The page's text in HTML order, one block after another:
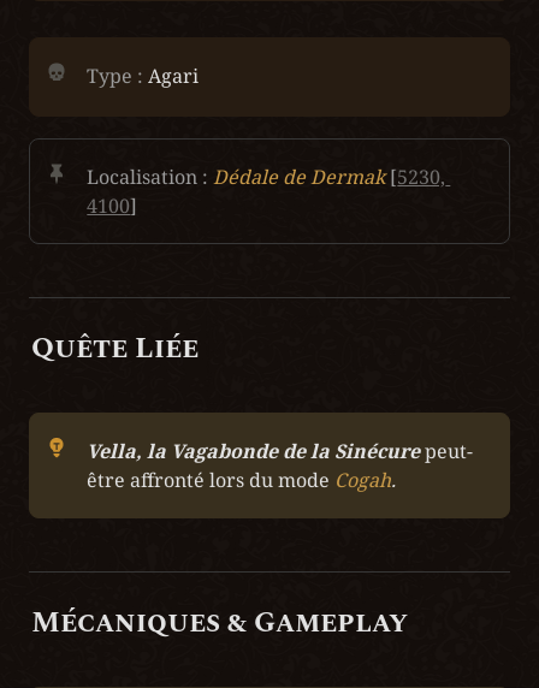
Type : Agari
Localisation : Dédale de Dermak [5230,
4100]
Quête Liée
Vella, la Vagabonde de la Sinécure peut-
être affronté lors du mode Cogah.
Mécaniques & Gameplay